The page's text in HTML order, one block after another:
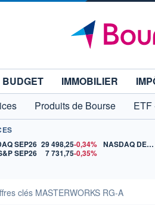
BUDGET IMMOBILIER
Produits de Bourse ETF
SEP26 29 498,25-0,34%
SEP26
7 731,75-0,35%
NASDAQ DEC26
clés MASTERWORKS RG-A